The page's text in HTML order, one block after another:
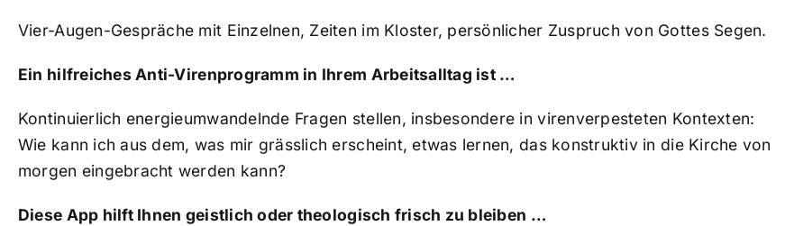
Vier-Augen-Gespräche mit Einzelnen, Zeiten im Kloster, persönlicher Zuspruch von Gottes Segen.
Ein hilfreiches Anti-Virenprogramm in Ihrem Arbeitsalltag ist …
Kontinuierlich energieumwandelnde Fragen stellen, insbesondere in virenverpesteten Kontexten:
Wie kann ich aus dem, was mir grässlich erscheint, etwas lernen, das konstruktiv in die Kirche von
morgen eingebracht werden kann?
Diese App hilft Ihnen geistlich oder theologisch frisch zu bleiben …